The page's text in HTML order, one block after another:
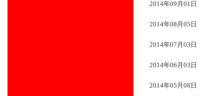
2014年09月01日
2014年08月05日
2014年07月03日
2014年06月03日
2014年05月08日